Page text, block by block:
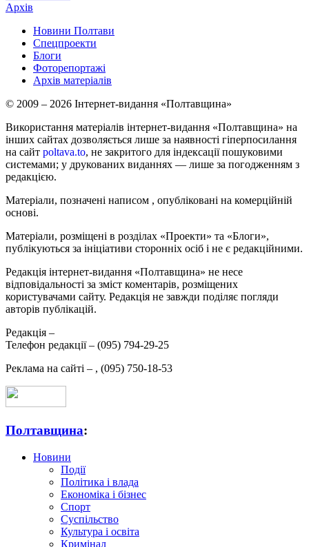
Архів
Новини Полтави
Спецпроекти
Блоги
Фоторепортажі
Архів матеріалів
© 2009 – 2026 Інтернет-видання «Полтавщина»
Використання матеріалів інтернет-видання «Полтавщина» на
інших сайтах дозволяється лише за наявності гіперпосилання
на сайт poltava.to, не закритого для індексації пошуковими
системами; у друкованих виданнях — лише за погодженням з
редакцією.
Матеріали, позначені написом , опубліковані на комерційній
основі.
Матеріали, розміщені в розділах «Проекти» та «Блоги»,
публікуються за ініціативи сторонніх осіб і не є редакційними.
Редакція інтернет-видання «Полтавщина» не несе
відповідальності за зміст коментарів, розміщених
користувачами сайту. Редакція не завжди поділяє погляди
авторів публікацій.
Редакція –
Телефон редакції – (095) 794-29-25
Реклама на сайті – , (095) 750-18-53
Полтавщина:
Новини
Події
Політика і влада
Економіка і бізнес
Спорт
Суспільство
Культура і освіта
Кримінал